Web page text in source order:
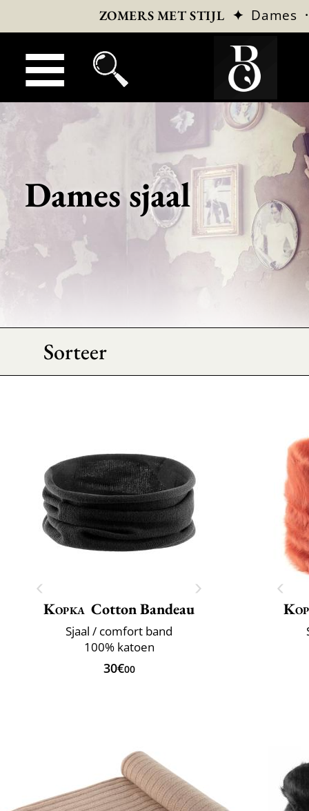
ZOMERS MET STIJL ✦ Dames
Dames sjaal
Sorteer
Kopka Cotton Bandeau
Sjaal / comfort band
100% katoen
30€00